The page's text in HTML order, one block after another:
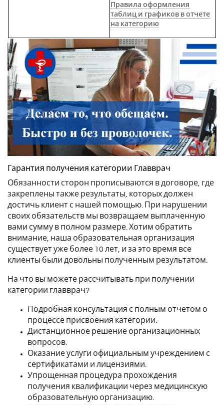
Правила оформления
таблиц и графиков в отчете
на категорию
Гарантия получения категории Главврач
Обязанности сторон прописываются в договоре, где
закреплены также результаты, которых должен
достичь клиент с нашей помощью. При нарушении
своих обязательств мы возвращаем выплаченную
вами сумму в полном размере. Хотим обратить
внимание, наша образовательная организация
существует уже более 10 лет, и за это время все
клиенты были довольны полученным результатом.
На что вы можете рассчитывать при получении
категории главврач?
Подробная консультация с полным отчетом о
процессе присвоения категории.
Дистанционное решение организационных
вопросов.
Оказание услуги официальным учреждением с
сертификатами и лицензиями.
Упрощенная процедура прохождения
получения квалификации через медицинскую
образовательную организацию.